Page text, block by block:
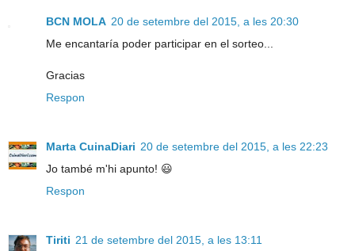
BCN MOLA 20 de setembre del 2015, a les 20:30
Me encantaría poder participar en el sorteo...
Gracias
Respon
Marta CuinaDiari 20 de setembre del 2015, a les 22:23
Jo també m'hi apunto! 😃
Respon
Tiriti 21 de setembre del 2015, a les 13:11